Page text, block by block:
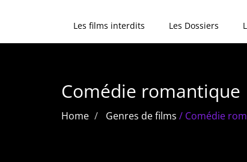
Les films interdits Les Dossiers
Comédie romantique
Home Genres de films / Comédie